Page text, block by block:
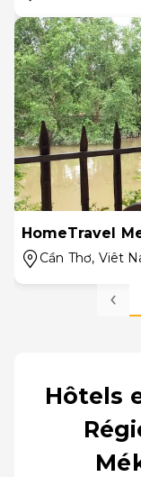
HomeTravel
Cần Thơ, Viêt
Hôtels